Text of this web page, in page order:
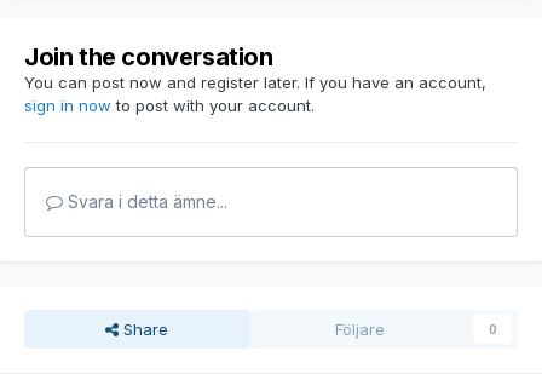
Join the conversation
You can post now and register later. If you have an account,
sign in now to post with your account.
Svara i detta ämne...
Share Följare 0